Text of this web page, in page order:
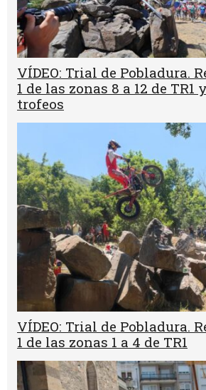
VÍDEO: Trial de Pobladura.
1 de las zonas 8 a 12 de TR1
trofeos
VÍDEO: Trial de Pobladura.
1 de las zonas 1 a 4 de TR1